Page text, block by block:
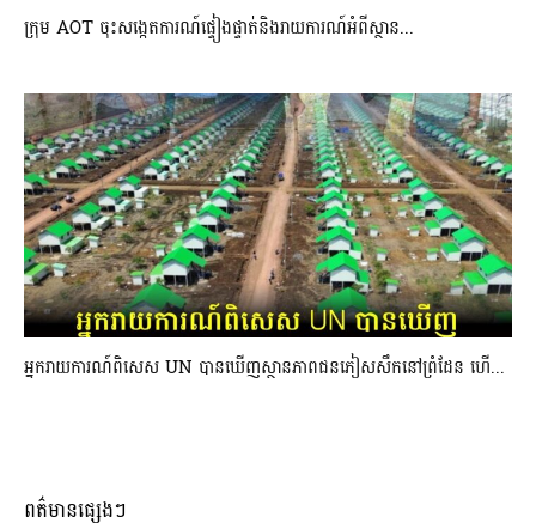
ក្រុម AOT ចុះសង្កេតការណ៍ផ្ទៀងផ្ទាត់និងរាយការណ៍អំពីស្ថាន...
អ្នករាយការណ៍ពិសេស UN បានឃើញស្ថានភាពជនភៀសសឹកនៅព្រំដែន ហើ...
ពត៌មានផ្សេងៗ